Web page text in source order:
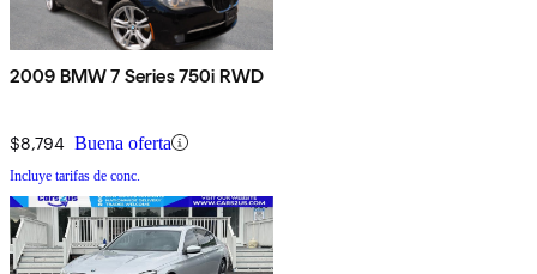
2009 BMW 7 Series 750i RWD
$8,794 Buena oferta
Incluye tarifas de conc.